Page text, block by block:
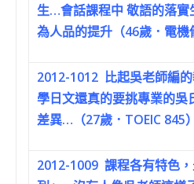
生…會話課程中 敬語的落實
為人品的提升（46歲．電機
2012-1012 比起吳老師編
學日文還真的要挑專業的吳
差異…（27歲．TOEIC 845）
2012-1009 課程各有特色